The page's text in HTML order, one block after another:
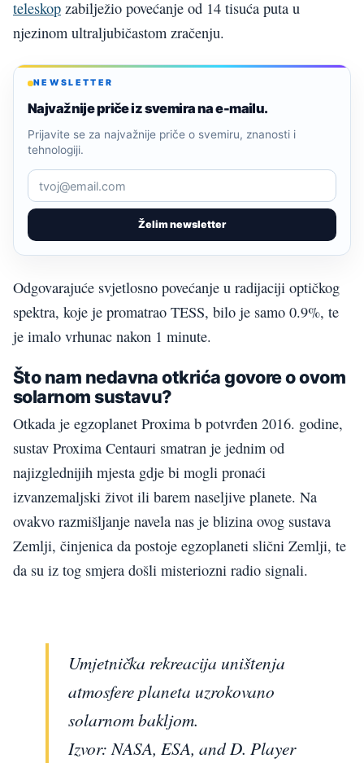
teleskop zabilježio povećanje od 14 tisuća puta u
njezinom ultraljubičastom zračenju.
NEWSLETTER
Najvažnije priče iz svemira na e-mailu.
Želim newsletter
Prijavite se za najvažnije priče o svemiru, znanosti i
tehnologiji.
Odgovarajuće svjetlosno povećanje u radijaciji optičkog
spektra, koje je promatrao TESS, bilo je samo 0.9%, te
je imalo vrhunac nakon 1 minute.
Što nam nedavna otkrića govore o ovom
solarnom sustavu?
Otkada je egzoplanet Proxima b potvrđen 2016. godine,
sustav Proxima Centauri smatran je jednim od
najizglednijih mjesta gdje bi mogli pronaći
izvanzemaljski život ili barem naseljive planete. Na
ovakvo razmišljanje navela nas je blizina ovog sustava
Zemlji, činjenica da postoje egzoplaneti slični Zemlji, te
da su iz tog smjera došli misteriozni radio signali.
Umjetnička rekreacija uništenja
atmosfere planeta uzrokovano
solarnom bakljom.
Izvor: NASA, ESA, and D. Player